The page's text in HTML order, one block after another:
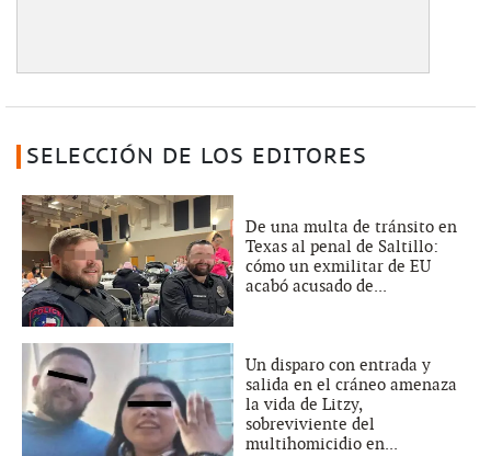
SELECCIÓN DE LOS EDITORES
De una multa de tránsito en
Texas al penal de Saltillo:
cómo un exmilitar de EU
acabó acusado de...
Un disparo con entrada y
salida en el cráneo amenaza
la vida de Litzy,
sobreviviente del
multihomicidio en...